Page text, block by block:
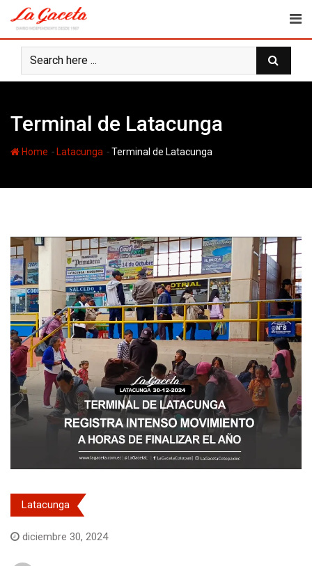
content
Terminal de Latacunga
Home - Latacunga -Terminal de Latacunga
Latacunga
diciembre 30, 2024